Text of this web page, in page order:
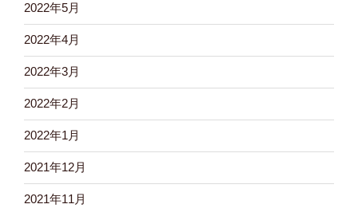
2022年5月
2022年4月
2022年3月
2022年2月
2022年1月
2021年12月
2021年11月